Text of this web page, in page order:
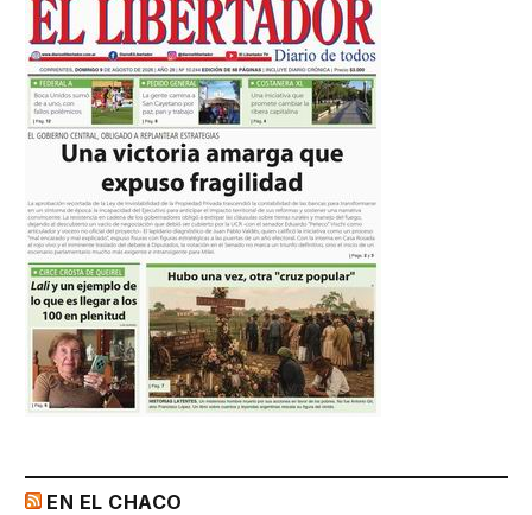
EN EL CHACO